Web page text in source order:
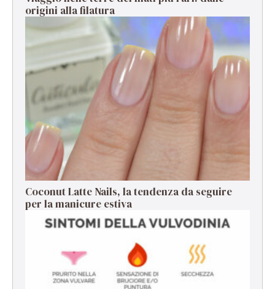
origini alla filatura
Coconut Latte Nails, la tendenza da seguire
per la manicure estiva